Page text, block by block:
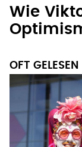
Wie
OFT GELESEN